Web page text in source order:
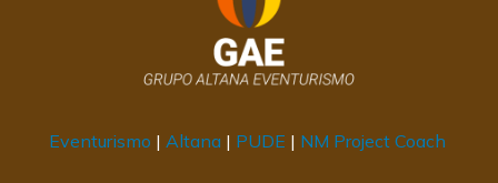
Eventurismo | Altana | PUDE | NM Project Coach